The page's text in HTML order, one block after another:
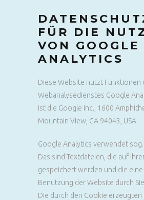
FÜR DIE
VON GOOGLE
ANALYTICS
Diese Website nutzt Funktionen
Webanalysedienstes Google
ist die Google Inc., 1600
Mountain View, CA 94043, USA.
Google Analytics verwendet sog.
Das sind Textdateien, die auf
gespeichert werden und die
Benutzung der Website durch
Die durch den Cookie